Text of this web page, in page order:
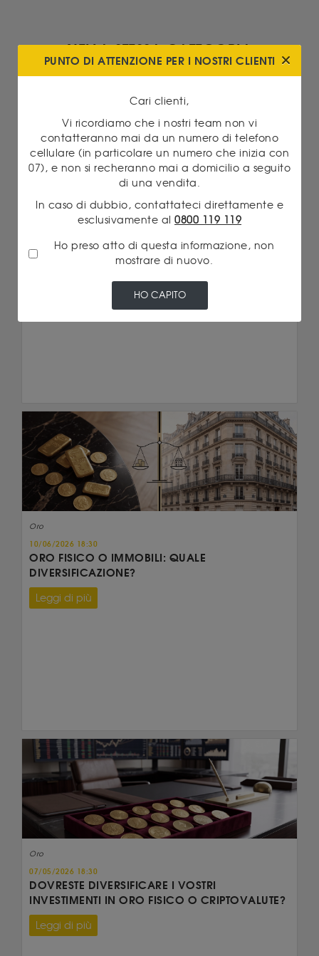
NELLA STESSA CATEGORIA
Oro
13/07/2026 18:30
TALVOLTA PIÙ DEI LINGOTTI
Oro
10/06/2026 18:30
ORO FISICO O IMMOBILI: QUALE
DIVERSIFICAZIONE?
Leggi di più
Oro
07/05/2026 18:30
DOVRESTE DIVERSIFICARE I VOSTRI
INVESTIMENTI IN ORO FISICO O CRIPTOVALUTE?
Leggi di più
PUNTO DI ATTENZIONE PER I NOSTRI CLIENTI
Cari clienti,
Vi ricordiamo che i nostri team non vi
contatteranno mai da un numero di telefono
cellulare (in particolare un numero che inizia con
07), e non si recheranno mai a domicilio a seguito
di una vendita.
In caso di dubbio, contattateci direttamente e
esclusivamente al 0800 119 119
Ho preso atto di questa informazione, non
mostrare di nuovo.
HO CAPITO